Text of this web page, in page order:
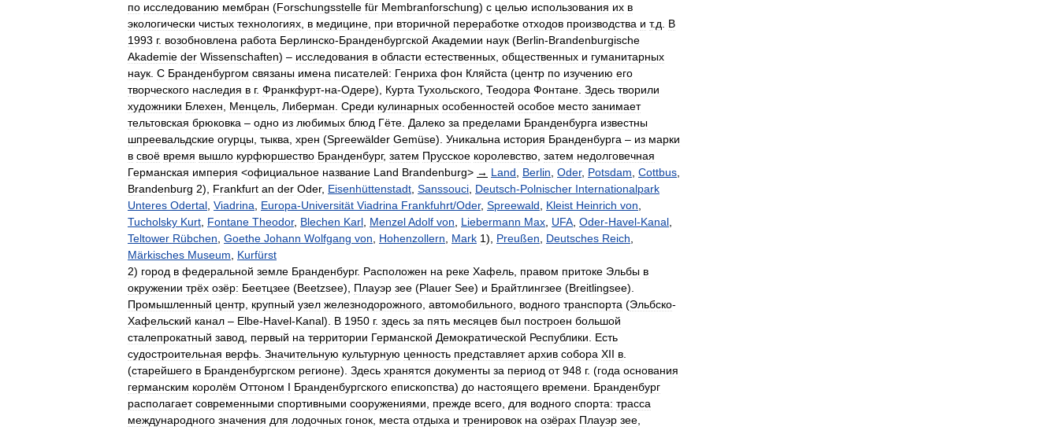
по исследованию мембран (Forschungsstelle für Membranforschung) с целью использования их в
экологически чистых технологиях в медицине при вторичной переработке отходов производства и т.д
В
1993 г. возобновлена работа Берлинско-Бранденбургской Академии наук (Berlin-Brandenburgische
Akademie der Wissenschaften) – исследования в области естественных общественных и гуманитарных
наук С Бранденбургом связаны имена писателей: Генриха фон Кляйста (центр по изучению его
творческого наследия в г. Франкфурт-на-Одере), Курта Тухольского Теодора Фонтане Здесь творили
художники Блехен Менцель Либерман Среди кулинарных особенностей особое место занимает
тельтовская брюковка – одно из любимых блюд Гёте Далеко за пределами Бранденбурга известны
шпреевальдские огурцы тыква хрен (Spreewälder Gemüse). Уникальна история Бранденбурга – из марки
в своё время вышло курфюршество Бранденбург, затем Прусское королевство затем недолговечная
Германская империя <официальное название Land Brandenburg> → Land Berlin Oder, Potsdam Cottbus
Brandenburg 2), Frankfurt an der Oder, Eisenhüttenstadt Sanssouci Deutsch-Polnischer Internationalpark
Unteres Odertal Viadrina Europa-Universität Viadrina Frankfuhrt/Oder, Spreewald Kleist Heinrich von
Tucholsky Kurt Fontane Theodor, Blechen Karl MenzelAdolf von Liebermann Max UFA Oder-Havel-Kanal
Teltower Rübchen Goethe Johann Wolfgang von Hohenzollern Mark 1), Preußen Deutsches Reich
Märkisches Museum
Kurfürst
2) город в федеральной земле Бранденбург. Расположен на реке Хафель правом притоке Эльбы в
окружении трёх озёр: Беетцзее (Beetzsee), Плауэр зее (Plauer See) и Брайтлингзее (Breitlingsee).
Промышленный центр крупный узел железнодорожного автомобильного водного транспорта (Эльбско-
Хафельский канал – Elbe-Havel-Kanal). В 1950 г. здесь за пять месяцев был построен большой
сталепрокатный завод первый на территории Германской Демократической Республики
Есть
судостроительная верфь Значительную культурную ценность представляет архив собора XII в
(старейшего в Бранденбургском регионе). Здесь хранятся документы за период от 948 г. (года основания
германским королём Оттоном I Бранденбургского епископства) до настоящего времени
Бранденбург
располагает современными спортивными сооружениями прежде всего для водного спорта: трасса
международного значения для лодочных гонок места отдыха и тренировок на озёрах Плауэр зее